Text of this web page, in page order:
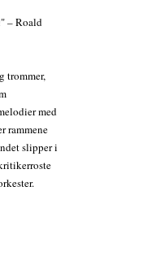
– Roald
trommer,
med
rammene
slipper i